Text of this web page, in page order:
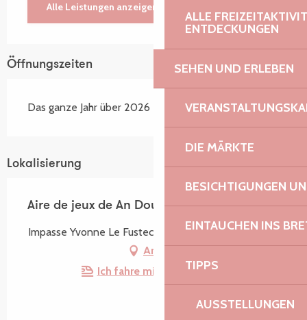
ALLE
ENTDECKUNGEN
SEHEN UND ERLEBEN
DIE MÄRKTE
BESICHTIGUNGEN
EINTAUCHEN INS
TIPPS
AUSSTELLUNGEN
Alle Leistungen anzeigen
Öffnungszeiten
Das ganze Jahr über 2026
Lokalisierung
Aire de jeux de An Dour Meur
Impasse Yvonne Le Fustec, 22310 Plestin-les-Grèves
Anfahrt
Ich fahre mit dem Zug hin!